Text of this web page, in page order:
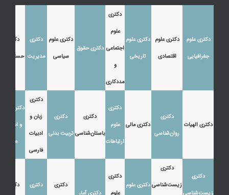
دکتری علوم
جغرافیایی
دکتری علوم
اقتصادی
دکتری علوم
تاریخی
دکتری
علوم
اجتماعی
و
مددکاری
دکتری حقوق
دکتری علوم
سیاسی
دکتری
مدیریت
دکتری
حسابداری
دکتری الهیات
دکتری
روان‌شناسی
دکتری مالی
دکتری
علوم
ارتباطات
دکتری
باستان‌شناسی
دکتری
تربیت بدنی
دکتری
زبان و
ادبیات
فارسی
دکتری زبان
و ادبیات
عرب
دکتری
دکتری
زیست‌شناسیدکتری علوم
دکتری
دکتری
دکتری
دکتری